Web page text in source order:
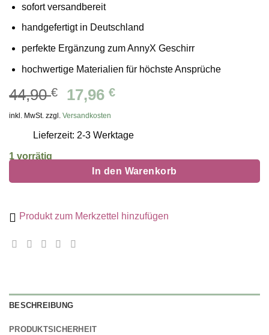
sofort versandbereit
handgefertigt in Deutschland
perfekte Ergänzung zum AnnyX Geschirr
hochwertige Materialien für höchste Ansprüche
44,90€
Ursprünglicher
Preis
44,90 €
17,96 €Aktueller
17,96 €.
inkl. MwSt. zzgl. Versandkosten
Lieferzeit: 2-3 Werktage
1 vorrätig
In den Warenkorb
Produkt zum Merkzettel hinzufügen
BESCHREIBUNG
PRODUKTSICHERHEIT